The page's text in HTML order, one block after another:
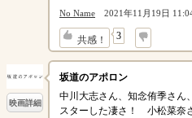
No Name 2021年11月19日
共感！ 3
↓
映画詳細
坂道のアポロン
中川大志さん、知念侑季さん
スターした凄さ！ 小松菜奈